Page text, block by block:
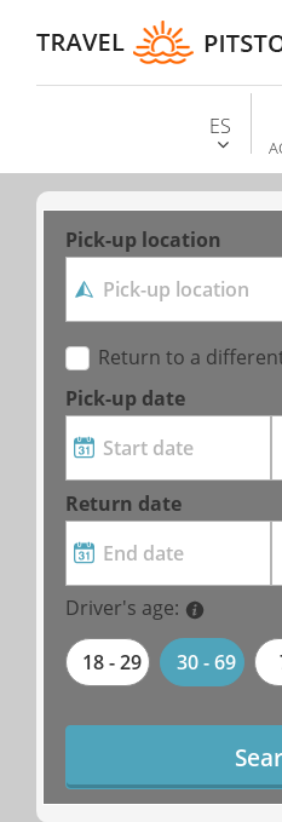
ES
Pick-up location
Return to a
Pick-up date
Return date
Driver's age:
18 - 29 30 - 69